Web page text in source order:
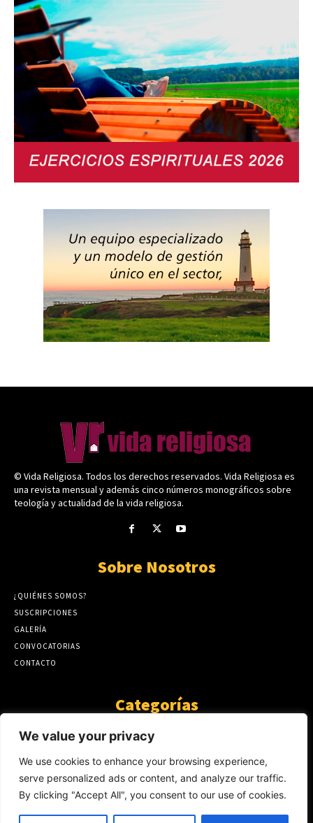
We value your privacy
We use cookies to enhance your browsing experience,
serve personalized ads or content, and analyze our traffic.
By clicking "Accept All", you consent to our use of cookies.
© Vida Religiosa. Todos los derechos reservados. Vida Religiosa es
una revista mensual y además cinco números monográficos sobre
teología y actualidad de la vida religiosa.
Sobre Nosotros
¿QUIÉNES SOMOS?
SUSCRIPCIONES
GALERÍA
CONVOCATORIAS
CONTACTO
Categorías
ARTÍCULOS
GUANTE DE SEDA
AL CALOR DE LA PALABRA
Y YO QUE SÉ
423
NOTICIAS
234
SIN CATEGORÍA
174